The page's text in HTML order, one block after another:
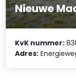
Nieuwe
KvK nummer:
Adres: